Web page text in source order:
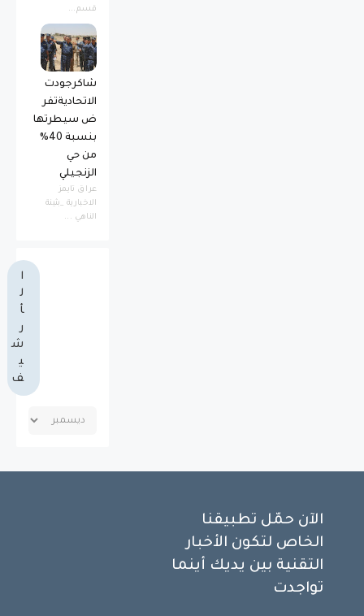
قسم...
شاكرجودت
الاتحاديةتفر
ض سيطرتها
بنسبة 40%
من حي
الزنجيلي
عراق تايمز
الاخبارية _بثينة
الناهي ...
ا
ل
أ
ر
ش
ي
ف
الآن حمّل تطبيقنا
الخاص لتكون الأخبار
التقنية بين يديك أينما
تواجدت